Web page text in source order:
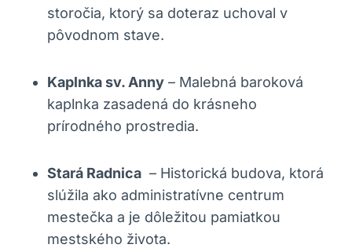
storočia, ktorý sa doteraz‍ uchoval ⁤v
pôvodnom stave.
Kaplnka ​sv. Anny – Malebná baroková
kaplnka ​zasadená do krásneho
prírodného prostredia.
Stará​ Radnica ⁤ – Historická budova, ktorá
slúžila ako administratívne centrum ​
mestečka⁤ a ⁣je dôležitou‍ pamiatkou​
mestského života.